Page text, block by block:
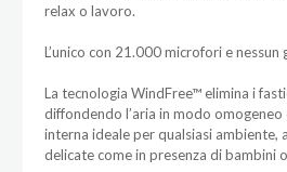
relax o lavoro.
L’unico con 21.000 microfori e
La tecnologia WindFree™ elimina i
diffondendo l’aria in modo
interna ideale per qualsiasi ambiente,
delicate come in presenza di bambini